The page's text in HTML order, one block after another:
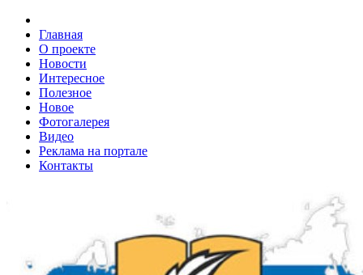
Главная
О проекте
Новости
Интересное
Полезное
Новое
Фотогалерея
Видео
Реклама на портале
Контакты